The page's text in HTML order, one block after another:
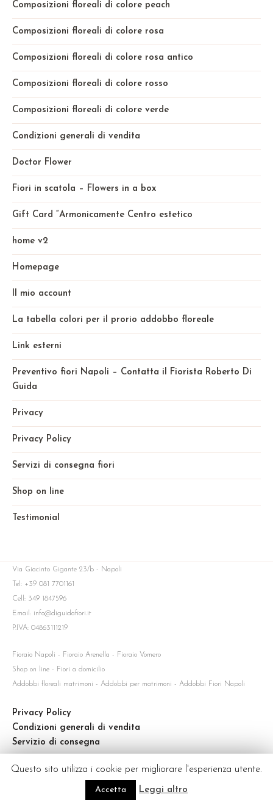
Composizioni floreali di colore peach
Composizioni floreali di colore rosa
Composizioni floreali di colore rosa antico
Composizioni floreali di colore rosso
Composizioni floreali di colore verde
Condizioni generali di vendita
Doctor Flower
Fiori in scatola – Flowers in a box
Gift Card “Armonicamente Centro estetico
home v2
Homepage
Il mio account
La tabella colori per il prorio addobbo floreale
Link esterni
Preventivo fiori Napoli – Contatta il Fiorista Roberto Di
Guida
Privacy
Privacy Policy
Servizi di consegna fiori
Shop on line
Testimonial
Via Giacinto Gigante 23/b - Napoli
Tel: +39 081 7701161
Cell: 349 1847596
Email: info@diguidafiori.it
P.IVA: 04863111219
Fioraio Napoli - Fioraio Arenella - Fioraio Vomero
Shop on line - Fiori a domicilio
Addobbi floreali matrimoni - Addobbi per matrimoni - Addobbi Fiori Napoli
Privacy Policy
Condizioni generali di vendita
Servizio di consegna
Questo sito utilizza i cookie per migliorare l'esperienza utente.
Accetta Leggi altro